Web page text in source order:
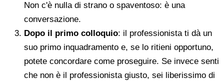
Non c'è nulla di strano o spaventoso: è una
conversazione.
Dopo il primo colloquio: il professionista ti dà un
suo primo inquadramento e, se lo ritieni opportuno,
potete concordare come proseguire. Se invece senti
che non è il professionista giusto, sei liberissimo di